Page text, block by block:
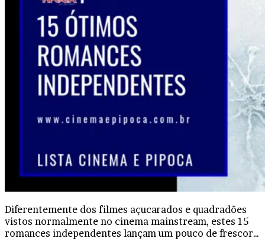
Diferentemente dos filmes açucarados e quadradões
vistos normalmente no cinema mainstream, estes 15
romances independentes lançam um pouco de frescor…